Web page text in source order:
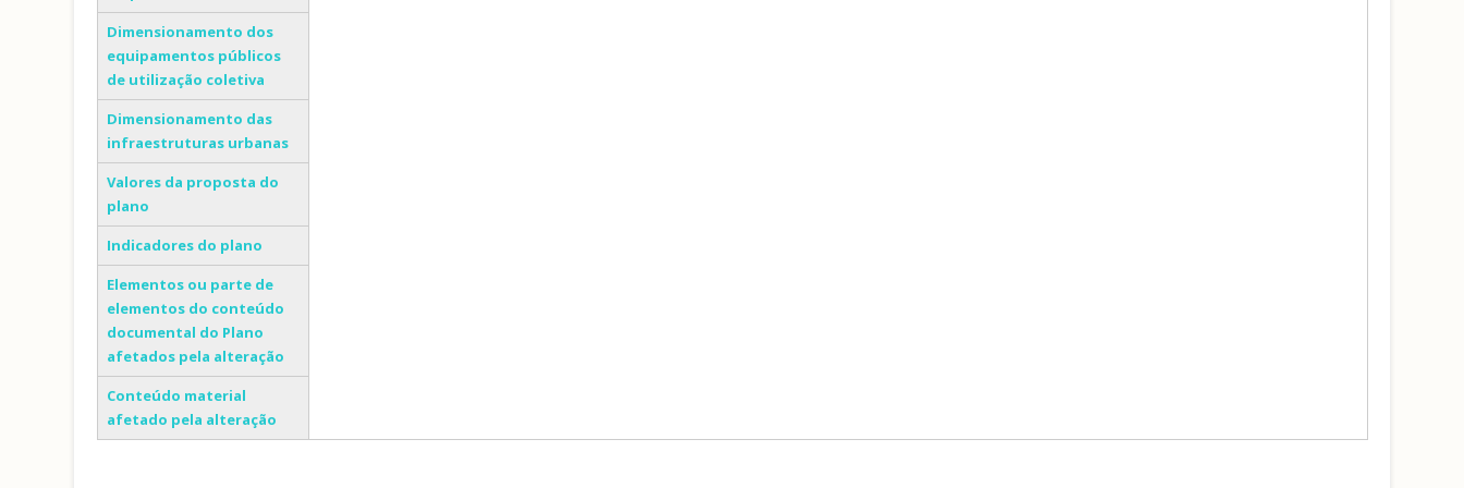
Dimensionamento dos
equipamentos públicos
de utilização coletiva
Dimensionamento das
infraestruturas urbanas
Valores da proposta do
plano
Indicadores do plano
Elementos ou parte de
elementos do conteúdo
documental do Plano
afetados pela alteração
Conteúdo material
afetado pela alteração